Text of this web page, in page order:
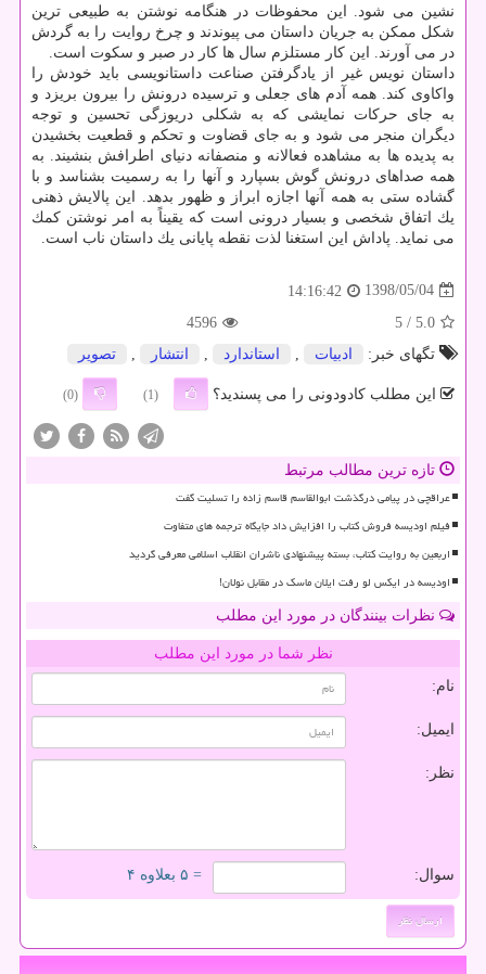
نشین می شود. این محفوظات در هنگامه نوشتن به طبیعی ترین
شكل ممكن به جریان داستان می پیوندند و چرخ روایت را به گردش
در می آورند. این كار مستلزم سال ها كار در صبر و سكوت است.
داستان نویس غیر از یادگرفتن صناعت داستانویسی باید خودش را
واكاوی كند. همه آدم های جعلی و ترسیده درونش را بیرون بریزد و
به جای حركات نمایشی كه به شكلی دریوزگی تحسین و توجه
دیگران منجر می شود و به جای قضاوت و تحكم و قطعیت بخشیدن
به پدیده ها به مشاهده فعالانه و منصفانه دنیای اطرافش بنشیند. به
همه صداهای درونش گوش بسپارد و آنها را به رسمیت بشناسد و با
گشاده ستی به همه آنها اجازه ابراز و ظهور بدهد. این پالایش ذهنی
یك اتفاق شخصی و بسیار درونی است كه یقیناً به امر نوشتن كمك
می نماید. پاداش این استغنا لذت نقطه پایانی یك داستان ناب است.
1398/05/04
14:16:42
5.0
/ 5
4596
تگهای خبر:
ادبیات , استاندارد , انتشار , تصویر
این مطلب کادودونی را می پسندید؟ (1)
(0)
تازه ترین مطالب مرتبط
عراقچی در پیامی درگذشت ابوالقاسم قاسم زاده را تسلیت گفت
فیلم اودیسه فروش کتاب را افزایش داد جایگاه ترجمه های متفاوت
اربعین به روایت کتاب، بسته پیشنهادی ناشران انقلاب اسلامی معرفی گردید
اودیسه در ایکس لو رفت ایلان ماسک در مقابل نولان!
نظرات بینندگان در مورد این مطلب
نظر شما در مورد این مطلب
نام:
ایمیل:
نظر:
سوال: = ۵ بعلاوه ۴